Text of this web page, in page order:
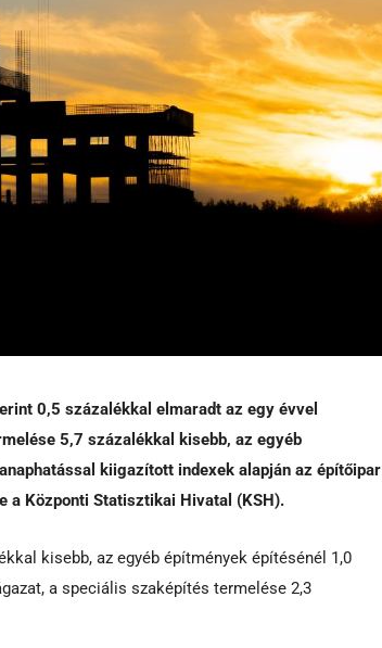
0,5 százalékkal elmaradt az egy évvel
5,7 százalékkal kisebb, az egyéb
kiigazított indexek alapján az építőipar
a Központi Statisztikai Hivatal (KSH).
kisebb, az egyéb építmények építésénél 1,0
a speciális szaképítés termelése 2,3